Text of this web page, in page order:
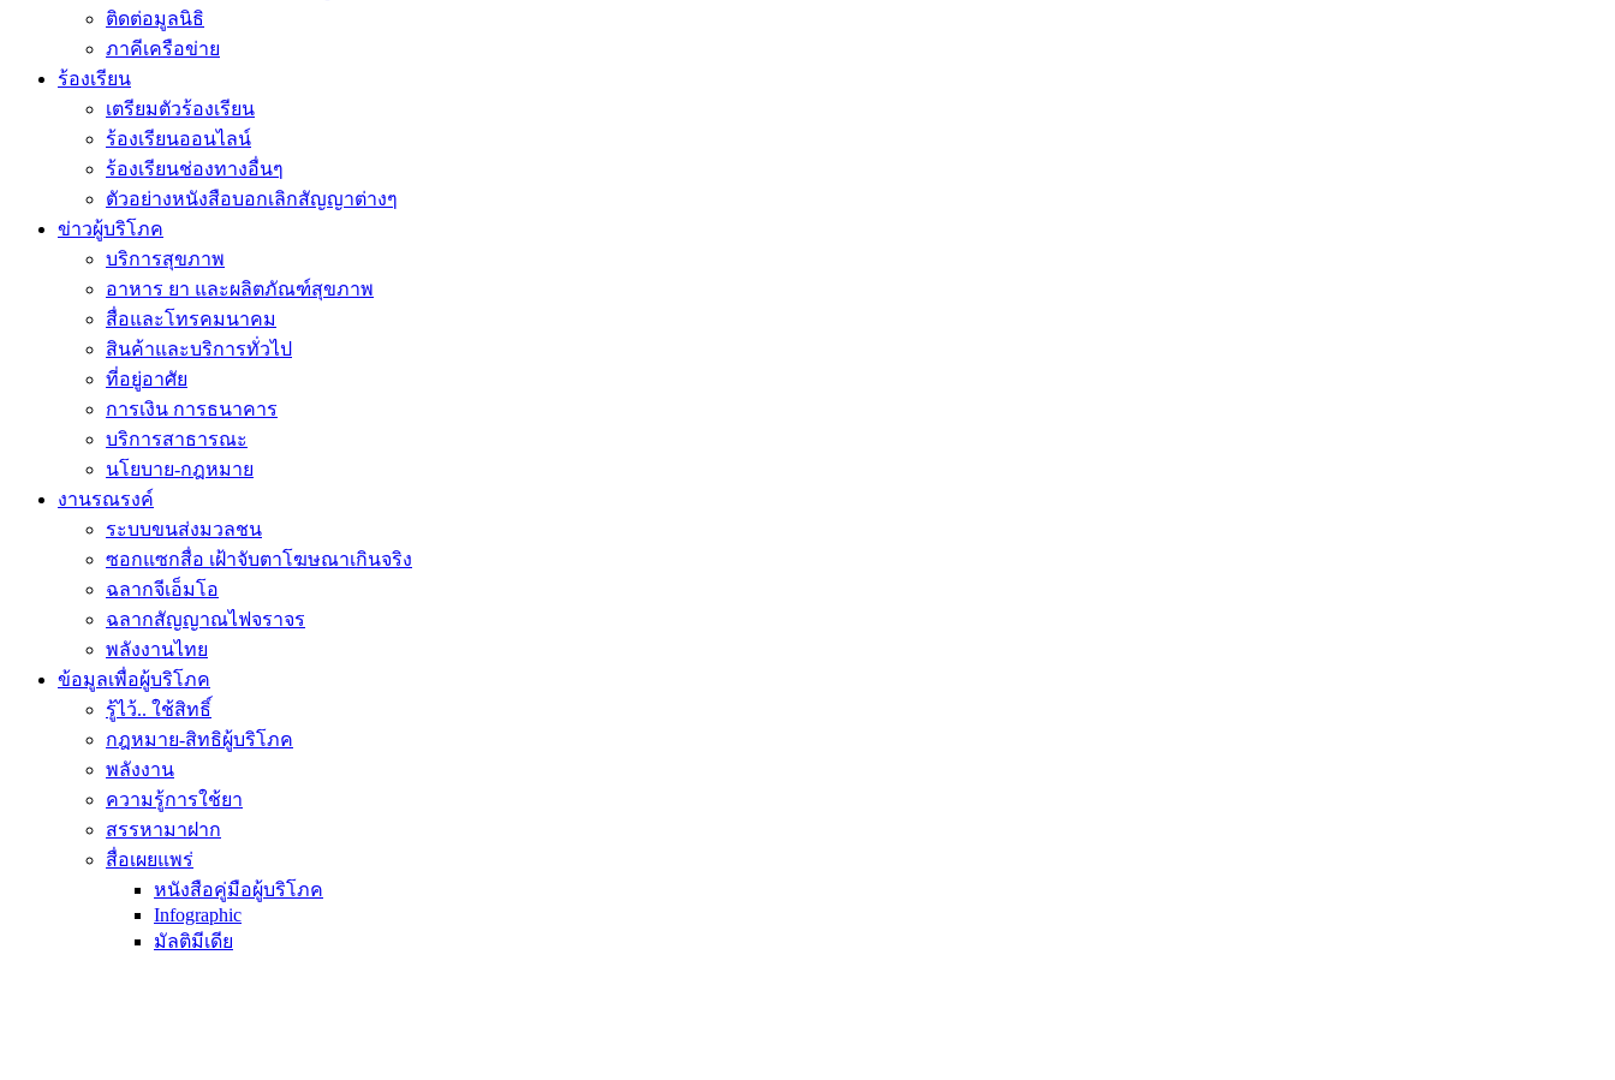
ติดต่อมูลนิธิ
ภาคีเครือข่าย
ร้องเรียน
เตรียมตัวร้องเรียน
ร้องเรียนออนไลน์
ร้องเรียนช่องทางอื่นๆ
ตัวอย่างหนังสือบอกเลิกสัญญาต่างๆ
ข่าวผู้บริโภค
บริการสุขภาพ
อาหาร ยา และผลิตภัณฑ์สุขภาพ
สื่อและโทรคมนาคม
สินค้าและบริการทั่วไป
ที่อยู่อาศัย
การเงิน การธนาคาร
บริการสาธารณะ
นโยบาย-กฎหมาย
งานรณรงค์
ระบบขนส่งมวลชน
ซอกแซกสื่อ เฝ้าจับตาโฆษณาเกินจริง
ฉลากจีเอ็มโอ
ฉลากสัญญาณไฟจราจร
พลังงานไทย
ข้อมูลเพื่อผู้บริโภค
รู้ไว้.. ใช้สิทธิ์
กฎหมาย-สิทธิผู้บริโภค
พลังงาน
ความรู้การใช้ยา
สรรหามาฝาก
สื่อเผยแพร่
หนังสือคู่มือผู้บริโภค
Infographic
มัลติมีเดีย